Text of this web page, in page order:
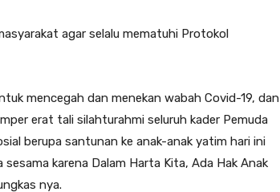
agar selalu mematuhi Protokol
mencegah dan menekan wabah Covid-19, dan
erat tali silahturahmi seluruh kader Pemuda
berupa santunan ke anak-anak yatim hari ini
karena Dalam Harta Kita, Ada Hak Anak
nya.